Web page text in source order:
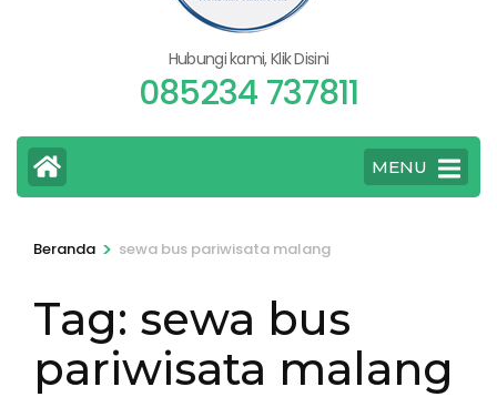
Hubungi kami, Klik Disini
085234 737811
MENU
Beranda > sewa bus pariwisata malang
Tag: sewa bus
pariwisata malang